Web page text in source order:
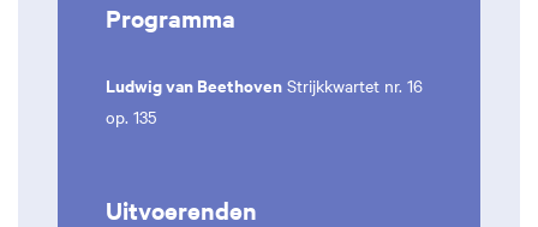
Programma
Ludwig van Beethoven Strijkkwartet nr. 16
op. 135
Uitvoerenden